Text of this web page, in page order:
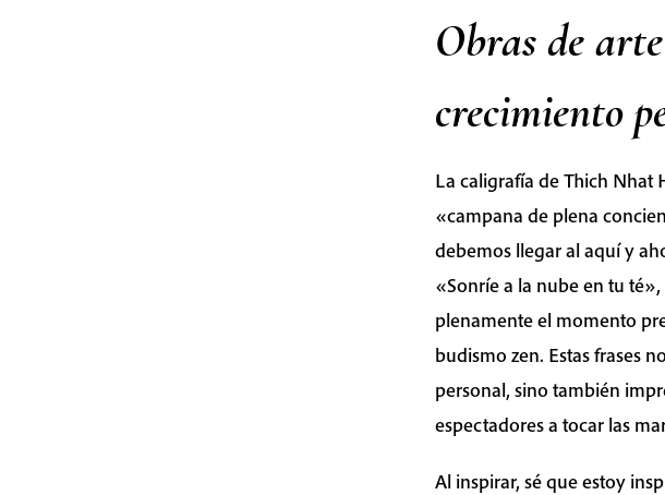
Obras de
crecimiento
La caligrafía de Thich Nhat
«campana de plena
debemos llegar al aquí y
«Sonríe a la nube en tu
plenamente el momento
budismo zen. Estas frases
personal, sino también
espectadores a tocar las
Al inspirar, sé que estoy